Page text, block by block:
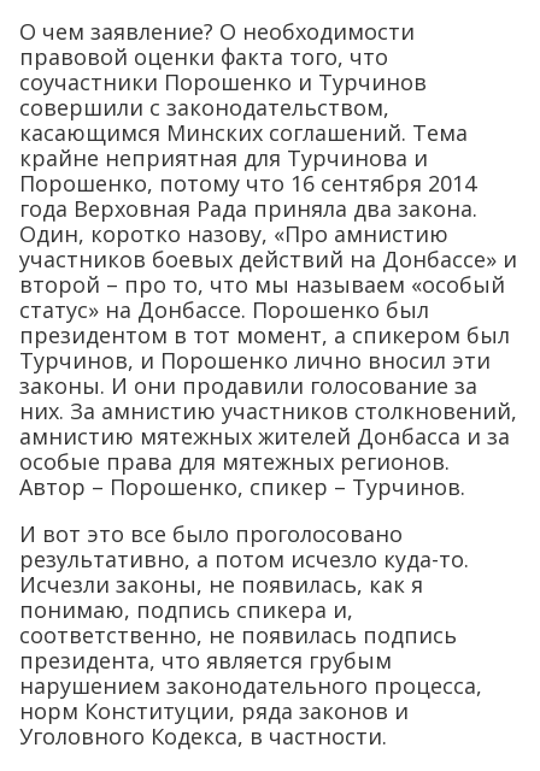
О чем заявление? О необходимости
правовой оценки факта того, что
соучастники Порошенко и Турчинов
совершили с законодательством,
касающимся Минских соглашений. Тема
крайне неприятная для Турчинова и
Порошенко, потому что 16 сентября 2014
года Верховная Рада приняла два закона.
Один, коротко назову, «Про амнистию
участников боевых действий на Донбассе» и
второй – про то, что мы называем «особый
статус» на Донбассе. Порошенко был
президентом в тот момент, а спикером был
Турчинов, и Порошенко лично вносил эти
законы. И они продавили голосование за
них. За амнистию участников столкновений,
амнистию мятежных жителей Донбасса и за
особые права для мятежных регионов.
Автор – Порошенко, спикер – Турчинов.
И вот это все было проголосовано
результативно, а потом исчезло куда-то.
Исчезли законы, не появилась, как я
понимаю, подпись спикера и,
соответственно, не появилась подпись
президента, что является грубым
нарушением законодательного процесса,
норм Конституции, ряда законов и
Уголовного Кодекса, в частности.